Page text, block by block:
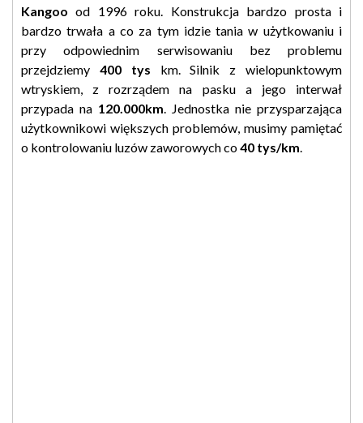
Kangoo od 1996 roku. Konstrukcja bardzo prosta i
bardzo trwała a co za tym idzie tania w użytkowaniu i
przy odpowiednim serwisowaniu bez problemu
przejdziemy 400 tys km. Silnik z wielopunktowym
wtryskiem, z rozrządem na pasku a jego interwał
przypada na 120.000km . Jednostka nie przysparzająca
użytkownikowi większych problemów, musimy pamiętać
o kontrolowaniu luzów zaworowych co40 tys/km